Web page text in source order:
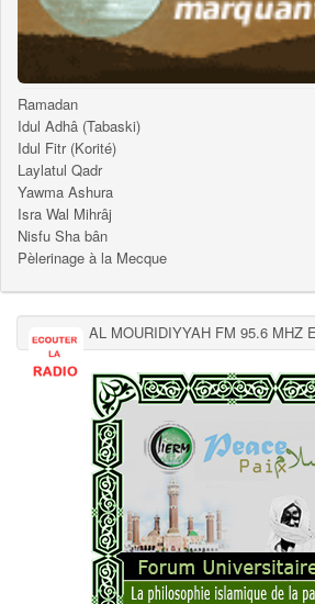
Ramadan
Idul Adhâ (Tabaski)
Idul Fitr (Korité)
Laylatul Qadr
Yawma Ashura
Isra Wal Mihrâj
Nisfu Sha bân
Pèlerinage à la Mecque
AL MOURIDIYYAH FM 95.6 MHZ